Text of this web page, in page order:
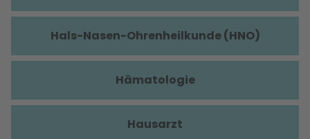
Hals-Nasen-Ohrenheilkunde (HNO)
Hämatologie
Hausarzt